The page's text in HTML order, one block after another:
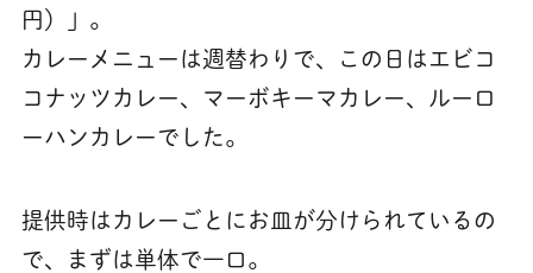
円）」。
カレーメニューは週替わりで、この日はエビコ
コナッツカレー、マーボキーマカレー、ルーロ
ーハンカレーでした。
提供時はカレーごとにお皿が分けられているの
で、まずは単体で一口。